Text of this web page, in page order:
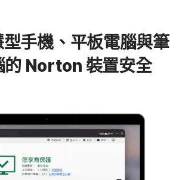
手機、平板電腦與筆
的 Norton 裝置安全